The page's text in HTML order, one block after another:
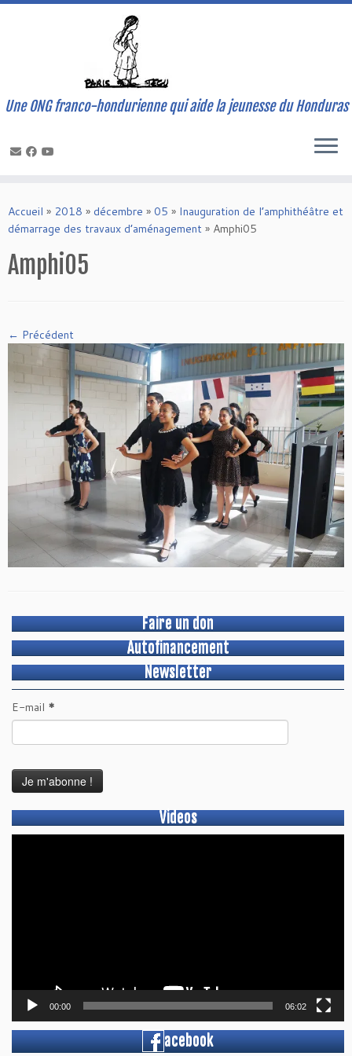
to
content
Une ONG franco-hondurienne qui aide la jeunesse du Honduras
Accueil » 2018 » décembre » 05 » Inauguration de l’amphithéâtre et
démarrage des travaux d’aménagement » Amphi05
Amphi05
← Précédent
Faire un don
Autofinancement
Newsletter
E-mail *
Videos
00:00 06:02
acebook